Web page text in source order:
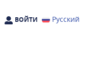
ВОЙТИ Русский